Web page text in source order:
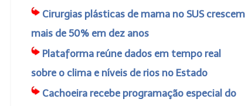
Cirurgias plásticas de mama no SUS crescem
mais de 50% em dez anos
Plataforma reúne dados em tempo real
sobre o clima e níveis de rios no Estado
Cachoeira recebe programação especial do